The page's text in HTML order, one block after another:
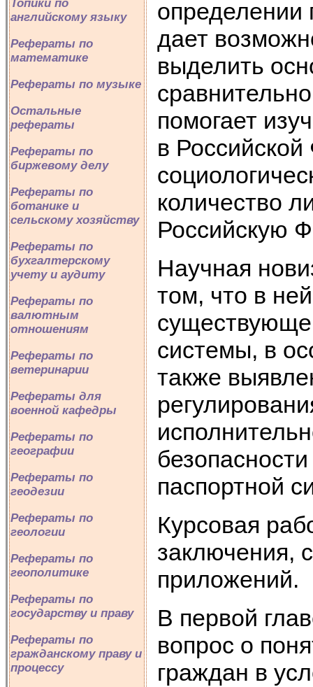
Топики по
английскому языку
Рефераты по
математике
Рефераты по музыке
Остальные
рефераты
Рефераты по
биржевому делу
Рефераты по
ботанике и
сельскому хозяйству
Рефераты по
бухгалтерскому
учету и аудиту
Рефераты по
валютным
отношениям
Рефераты по
ветеринарии
Рефераты для
военной кафедры
Рефераты по
географии
Рефераты по
геодезии
Рефераты по
геологии
Рефераты по
геополитике
Рефераты по
государству и праву
Рефераты по
гражданскому праву и
процессу
определении
дает
выделить
помогает
в
количество
Российскую
Научная
том, что в
системы, в
также
паспортной
Курсовая
заключения,
приложений.
В первой
вопрос о
граждан в